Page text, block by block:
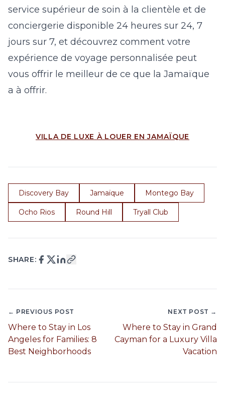
service supérieur de soin à la clientèle et de
conciergerie disponible 24 heures sur 24, 7
jours sur 7, et découvrez comment votre
expérience de voyage personnalisée peut
vous offrir le meilleur de ce que la Jamaïque
a à offrir.
VILLA DE LUXE À LOUER EN JAMAÏQUE
Discovery Bay Jamaïque Montego Bay
Ocho Rios Round Hill Tryall Club
SHARE:
← PREVIOUS POST
Where to Stay in Los
Angeles for Families: 8
Best Neighborhoods
NEXT POST →
Where to Stay in Grand
Cayman for a Luxury Villa
Vacation